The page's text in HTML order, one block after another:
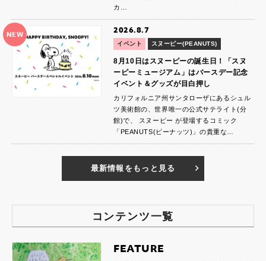
カ…
NEW 2026.8.7
イベント スヌーピー(PEANUTS)
8月10日はスヌーピーの誕生日！「スヌ
ーピーミュージアム」はバースデー記念
イベント＆グッズが目白押し
カリフォルニア州サンタローザにあるシュル
ツ美術館の、世界唯一の公式サテライト(分
館)で、 スヌーピー が登場するコミック
「PEANUTS(ピーナッツ)」の貴重な…
最新情報をもっと見る
コンテンツ一覧
FEATURE